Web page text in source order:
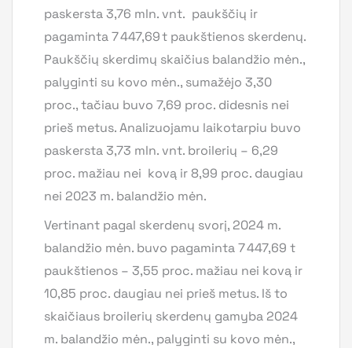
paskersta 3,76 mln. vnt. paukščių ir
pagaminta 7 447,69 t paukštienos skerdenų.
Paukščių skerdimų skaičius balandžio mėn.,
palyginti su kovo mėn., sumažėjo 3,30
proc., tačiau buvo 7,69 proc. didesnis nei
prieš metus. Analizuojamu laikotarpiu buvo
paskersta 3,73 mln. vnt. broilerių – 6,29
proc. mažiau nei kovą ir 8,99 proc. daugiau
nei 2023 m. balandžio mėn.
Vertinant pagal skerdenų svorį, 2024 m.
balandžio mėn. buvo pagaminta 7 447,69 t
paukštienos – 3,55 proc. mažiau nei kovą ir
10,85 proc. daugiau nei prieš metus. Iš to
skaičiaus broilerių skerdenų gamyba 2024
m. balandžio mėn., palyginti su kovo mėn.,